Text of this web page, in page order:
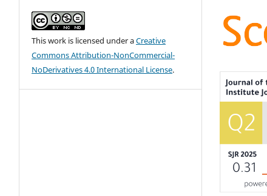
This work is licensed under aCreative
Commons Attribution-NonCommercial-
NoDerivatives 4.0 International License.